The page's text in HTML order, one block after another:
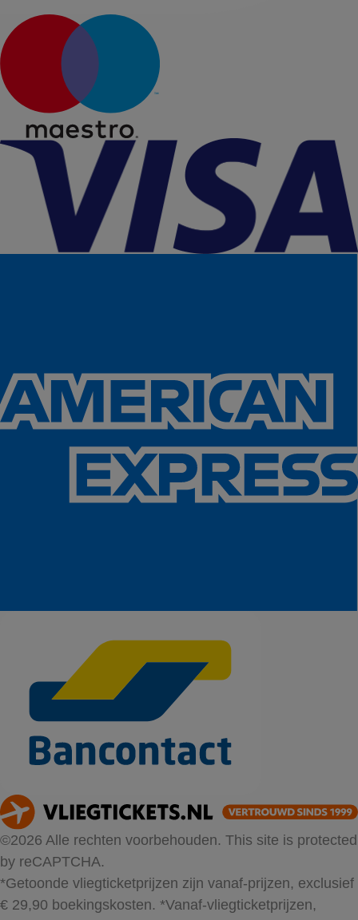
©2026 Alle rechten voorbehouden. This site is protected
by reCAPTCHA.
*Getoonde vliegticketprijzen zijn vanaf-prijzen, exclusief
€ 29,90 boekingskosten. *Vanaf-vliegticketprijzen,